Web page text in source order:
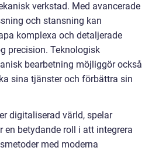
verkstad. Med avancerade
och stansning kan
komplexa och detaljerade
precision. Teknologisk
bearbetning möjliggör också
sina tjänster och förbättra sin
digitaliserad värld, spelar
en betydande roll i att integrera
med moderna